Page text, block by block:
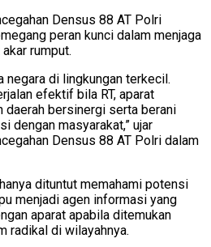
Densus 88 AT Polri
peran kunci dalam menjaga
rumput.
negara di lingkungan terkecil.
efektif bila RT, aparat
daerah bersinergi serta berani
dengan masyarakat,” ujar
Densus 88 AT Polri dalam
dituntut memahami potensi
menjadi agen informasi yang
aparat apabila ditemukan
radikal di wilayahnya.